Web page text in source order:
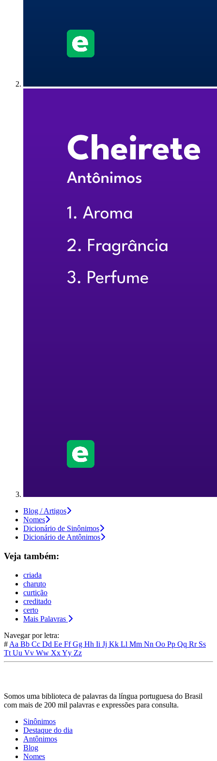
Blog / Artigos
Nomes
Dicionário de Sinônimos
Dicionário de Antônimos
Veja também:
criada
charuto
curtição
creditado
certo
Mais Palavras
Navegar por letra:
# Aa Bb Cc Dd Ee FfGg Hh Ii Jj Kk Ll Mm Nn Oo Pp Qq Rr Ss
Tt Uu Vv Ww XxYy Zz
Somos uma biblioteca de palavras da língua portuguesa do Brasil
com mais de 200 mil palavras e expressões para consulta.
Sinônimos
Destaque do dia
Antônimos
Blog
Nomes